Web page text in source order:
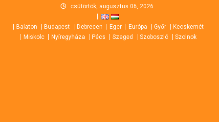
content
csütörtök, augusztus 06, 2026
Balaton Budapest Debrecen Eger Európa Győr
Kecskemét
Miskolc
Nyíregyháza Pécs Szeged Szoboszló Szolnok